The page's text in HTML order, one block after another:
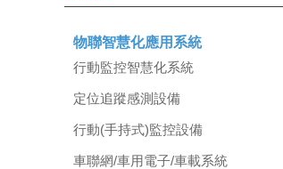
物聯智慧化應用系統
行動監控智慧化系統
定位追蹤感測設備
行動(手持式)監控設備
車聯網/車用電子/車載系統